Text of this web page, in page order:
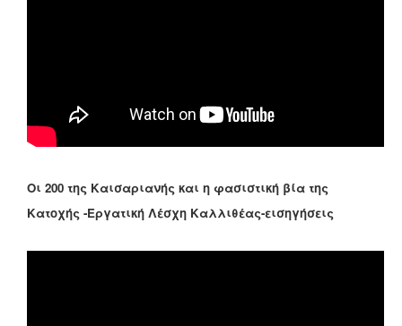
Οι 200 της Καισαριανής και η φασιστική βία της
Κατοχής -Εργατική Λέσχη Καλλιθέας-εισηγήσεις